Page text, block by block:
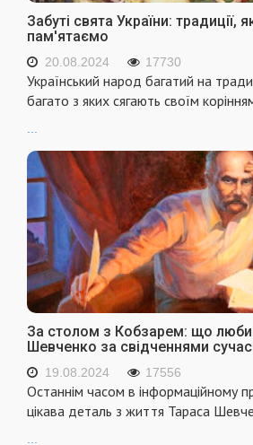
Забуті свята України: традиції,
пам'ятаємо
20.08.2024 17730
Український народ багатий на
багато з яких сягають своїм
...
За столом з Кобзарем: що
Шевченко за свідченнями
19.08.2024 17556
Останнім часом в інформаційному
цікава деталь з життя Тараса